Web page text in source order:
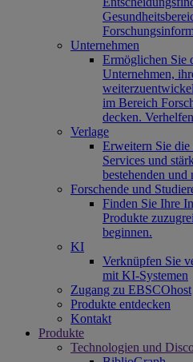
Unternehmen
Ermöglichen Sie
Unternehmen,
im Bereich
decken.
Verlage
Erweitern Sie
Services und
bestehenden und
Forschende und
Finden Sie Ihre
Produkte
beginnen.
KI
Verknüpfen Sie
mit KI-Systemen
Zugang zu EBSCOhost
Produkte entdecken
Kontakt
Produkte
Technologien und